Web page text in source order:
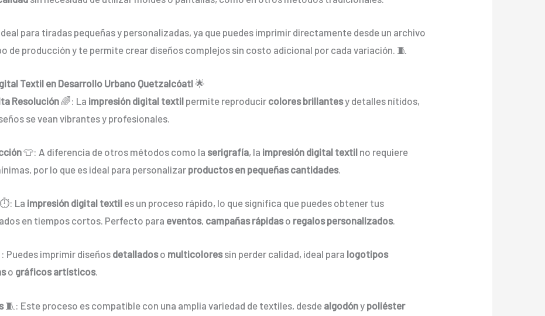
para tiradas pequeñas y personalizadas, ya que puedes imprimir directamente desde un archivo
de producción y te permite crear diseños complejos sin costo adicional por cada variación. 🧵
Textil en Desarrollo Urbano Quetzalcóatl🌟
Resolución 🌈: La impresión digital textil permite reproducir colores brillantesy detalles nítidos,
se vean vibrantes y profesionales.
👕: A diferencia de otros métodos como la serigrafía, la impresión digital textil no requiere
por lo que es ideal para personalizarproductos en pequeñas cantidades.
⏱️: La impresión digital textil es un proceso rápido, lo que significa que puedes obtener tus
en tiempos cortos. Perfecto para eventos, campañas rápidaso regalos personalizados.
Puedes imprimir diseños detalladoso multicoloressin perder calidad, ideal para logotipos
o gráficos artísticos.
🧵: Este proceso es compatible con una amplia variedad de textiles, desde algodóny poliéster